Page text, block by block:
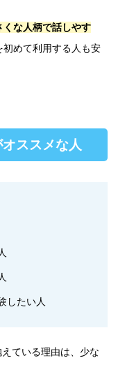
くな人柄で話しやす
初めて利用する人も安
ススメな人
したい人
ている理由は、少な